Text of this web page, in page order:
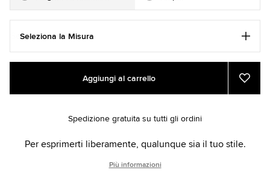
Seleziona la Misura
Add
cart
Product
Aggiungi al carrello
ai
Spedizione gratuita su tutti gli ordini
Per esprimerti liberamente, qualunque sia il tuo stile.
Più informazioni